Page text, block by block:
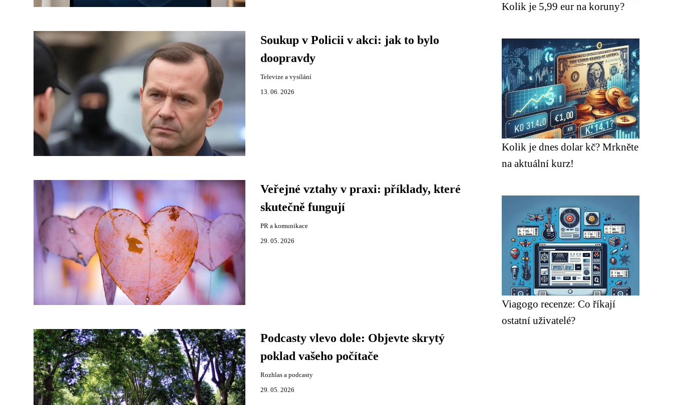
Soukup v Policii v akci: jak to bylo
doopravdy
Televize a vysílání
13. 06. 2026
Veřejné vztahy v praxi: příklady, které
skutečně fungují
PR a komunikace
29. 05. 2026
Podcasty vlevo dole: Objevte skrytý
poklad vašeho počítače
Rozhlas a podcasty
29. 05. 2026
Kolik je 5,99 eur na koruny?
Kolik je dnes dolar kč? Mrkněte
na aktuální kurz!
Viagogo recenze: Co říkají
ostatní uživatelé?